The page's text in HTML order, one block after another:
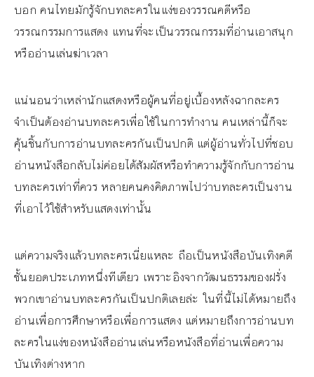
บอก คนไทยมักรู้จักบทละครในแง่ของวรรณคดีหรือ
วรรณกรรมการแสดง แทนที่จะเป็นวรรณกรรมที่อ่านเอาสนุก
หรืออ่านเล่นฆ่าเวลา
แน่นอนว่าเหล่านักแสดงหรือผู้คนที่อยู่เบื้องหลังฉากละคร
จำเป็นต้องอ่านบทละครเพื่อใช้ในการทำงาน คนเหล่านี้ก็จะ
คุ้นชิ้นกับการอ่านบทละครกันเป็นปกติ แต่ผู้อ่านทั่วไปที่ชอบ
อ่านหนังสือกลับไม่ค่อยได้สัมผัสหรือทำความรู้จักกับการอ่าน
บทละครเท่าที่ควร หลายคนคงคิดภาพไปว่าบทละครเป็นงาน
ที่เอาไว้ใช้สำหรับแสดงเท่านั้น
แต่ความจริงแล้วบทละครเนี่ยแหละ ถือเป็นหนังสือบันเทิงคดี
ชั้นยอดประเภทหนึ่งทีเดียว เพราะอิงจากวัฒนธรรมของฝรั่ง
พวกเขาอ่านบทละครกันเป็นปกติเลยล่ะ ในที่นี้ไม่ได้หมายถึง
อ่านเพื่อการศึกษาหรือเพื่อการแสดง แต่หมายถึงการอ่านบท
ละครในแง่ของหนังสืออ่านเล่นหรือหนังสือที่อ่านเพื่อความ
บันเทิงต่างหาก